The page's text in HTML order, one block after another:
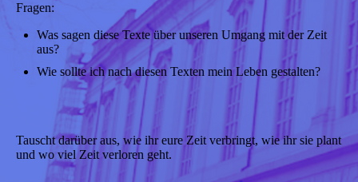
Fragen:
Was sagen diese Texte über unseren Umgang mit der Zeit
aus?
Wie sollte ich nach diesen Texten mein Leben gestalten?
Tauscht darüber aus, wie ihr eure Zeit verbringt, wie ihr sie plant
und wo viel Zeit verloren geht.